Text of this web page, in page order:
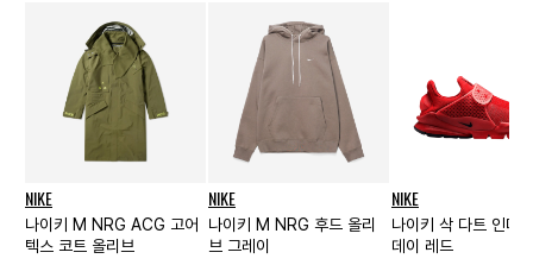
NIKE
나이키 M NRG ACG 고어
텍스 코트 올리브
NIKE
나이키 M NRG 후드 올리
브 그레이
NIKE
나이키 삭 다트 인디
데이 레드